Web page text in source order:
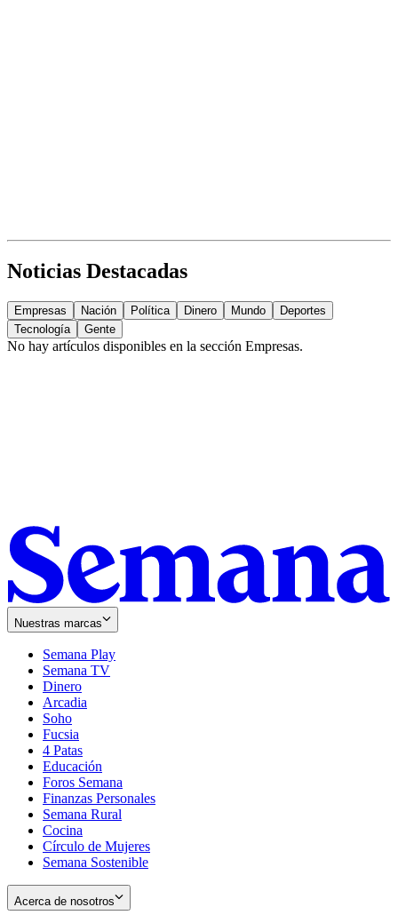
Noticias Destacadas
Empresas Nación Política Dinero Mundo
Deportes
Tecnología
Gente
No hay artículos disponibles en la sección Empresas.
Nuestras marcas
Semana Play
Semana TV
Dinero
Arcadia
Soho
in
new
window
Fucsia
in
new
window
4 Patas
Educación
Foros Semana
Finanzas Personales
Semana Rural
Cocina
Círculo de Mujeres
Semana Sostenible
Acerca de nosotros